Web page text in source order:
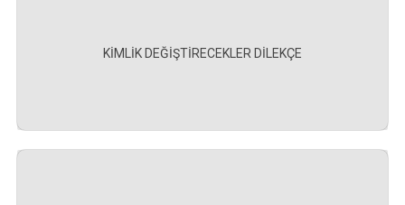
KİMLİK DEĞİŞTİRECEKLER DİLEKÇE